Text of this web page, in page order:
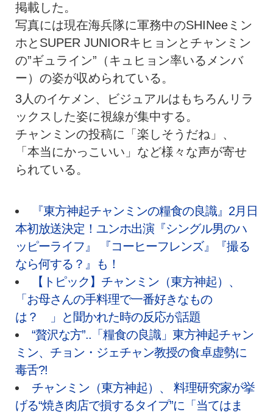
掲載した。
写真には現在海兵隊に軍務中のSHINeeミン
ホとSUPER JUNIORキヒョンとチャンミン
の”ギュライン”（キュヒョン率いるメンバ
ー）の姿が収められている。
3人のイケメン、ビジュアルはもちろんリラ
ックスした姿に視線が集中する。
チャンミンの投稿に「楽しそうだね」、
「本当にかっこいい」など様々な声が寄せ
られている。
『東方神起チャンミンの糧食の良識』2月日
本初放送決定！ユンホ出演『シングル男のハ
ッピーライフ』 『コーヒーフレンズ』『撮る
なら何する？』も！
【トピック】チャンミン（東方神起）、
「お母さんの手料理で一番好きなもの
は？ 」と聞かれた時の反応が話題
“贅沢な方”..「糧食の良識」東方神起チャン
ミン、チョン・ジェチャン教授の食卓虚勢に
毒舌?!
チャンミン（東方神起）、 料理研究家が挙
げる“焼き肉店で損するタイプ”に「当てはま